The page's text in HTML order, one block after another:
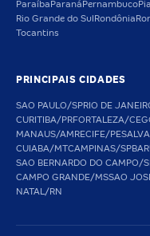
Paraíba Paraná Pernambuco
Rio Grande do Sul Rondônia
Tocantins
PRINCIPAIS CIDADES
SAO PAULO/SPRIO DE
CURITIBA/PRFORTALEZA/CE
MANAUS/AMRECIFE/PE
CUIABA/MTCAMPINAS/SP
SAO BERNARDO DO CAMPO/
CAMPO GRANDE/MSSAO
NATAL/RN